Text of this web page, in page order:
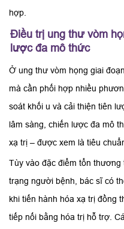
hợp.
Điều trị ung thư vòm
lược đa mô thức
Ở ung thư vòm họng giai
mà cần phối hợp nhiều
soát khối u và cải thiện tiên
lâm sàng, chiến lược đa mô
xạ trị – được xem là tiêu
Tùy vào đặc điểm tổn
trạng người bệnh, bác sĩ có
khi tiến hành hóa xạ trị đồng
tiếp nối bằng hóa trị hỗ trợ.